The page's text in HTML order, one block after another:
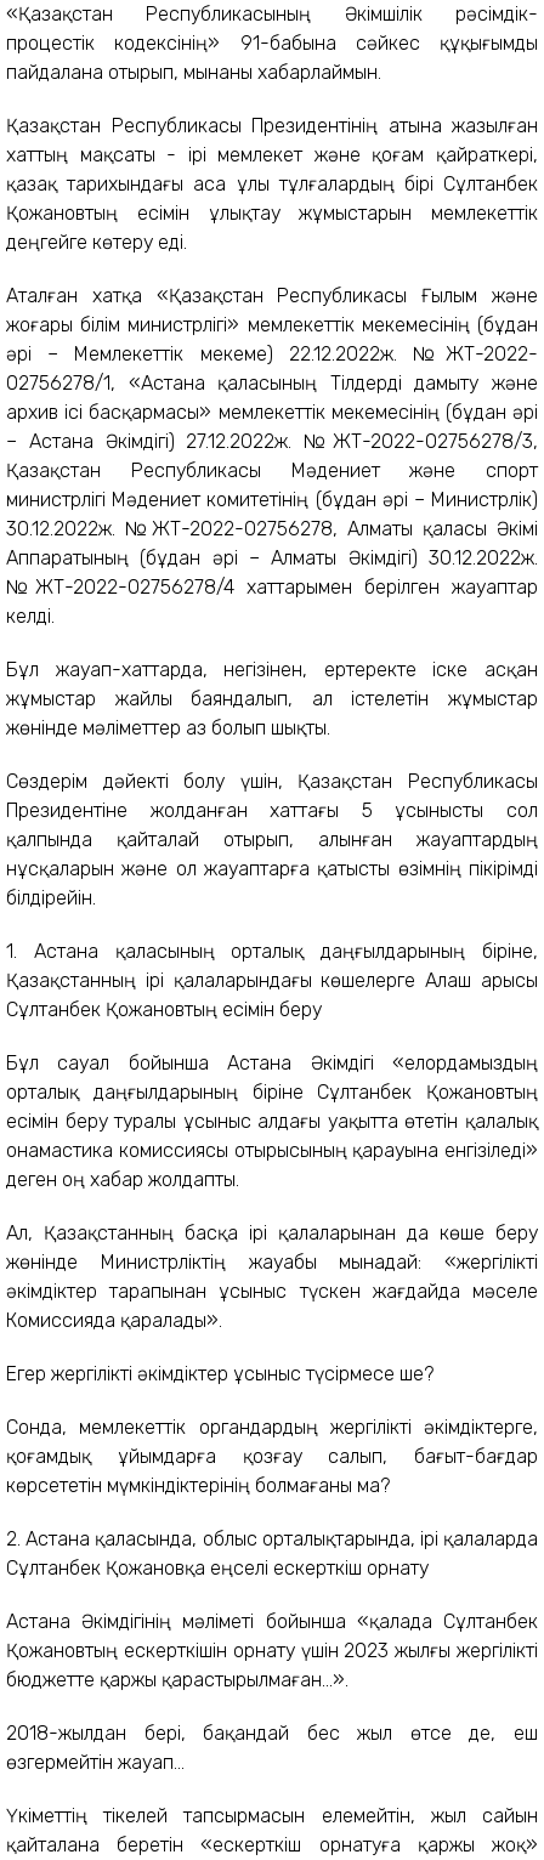
«Қазақстан Республикасының Әкімшілік рәсімдік-
процестік кодексінің» 91-бабына сәйкес құқығымды
пайдалана отырып, мынаны хабарлаймын.
Қазақстан Республикасы Президентінің атына жазылған
хаттың мақсаты - ірі мемлекет және қоғам қайраткері,
қазақ тарихындағы аса ұлы тұлғалардың бірі Сұлтанбек
Қожановтың есімін ұлықтау жұмыстарын мемлекеттік
деңгейге көтеру еді.
Аталған хатқа «Қазақстан Республикасы Ғылым және
жоғары білім министрлігі» мемлекеттік мекемесінің (бұдан
әрі – Мемлекеттік мекеме) 22.12.2022ж. №ЖТ-2022-
02756278/1, «Астана қаласының Тілдерді дамыту және
архив ісі басқармасы» мемлекеттік мекемесінің (бұдан әрі
– Астана Әкімдігі) 27.12.2022ж. №ЖТ-2022-02756278/3,
Қазақстан Республикасы Мәдениет және спорт
министрлігі Мәдениет комитетінің (бұдан әрі – Министрлік)
30.12.2022ж. №ЖТ-2022-02756278, Алматы қаласы Әкімі
Аппаратының (бұдан әрі – Алматы Әкімдігі) 30.12.2022ж.
№ЖТ-2022-02756278/4 хаттарымен берілген жауаптар
келді.
Бұл жауап-хаттарда, негізінен, ертеректе іске асқан
жұмыстар жайлы баяндалып, ал істелетін жұмыстар
жөнінде мәліметтер аз болып шықты.
Сөздерім дәйекті болу үшін, Қазақстан Республикасы
Президентіне жолданған хаттағы 5 ұсынысты сол
қалпында қайталай отырып, алынған жауаптардың
нұсқаларын және ол жауаптарға қатысты өзімнің пікірімді
білдірейін.
1. Астана қаласының орталық даңғылдарының біріне,
Қазақстанның ірі қалаларындағы көшелерге Алаш арысы
Сұлтанбек Қожановтың есімін беру
Бұл сауал бойынша Астана Әкімдігі «елордамыздың
орталық даңғылдарының біріне Сұлтанбек Қожановтың
есімін беру туралы ұсыныс алдағы уақытта өтетін қалалық
онамастика комиссиясы отырысының қарауына енгізіледі»
деген оң хабар жолдапты.
Ал, Қазақстанның басқа ірі қалаларынан да көше беру
жөнінде Министрліктің жауабы мынадай: «жергілікті
әкімдіктер тарапынан ұсыныс түскен жағдайда мәселе
Комиссияда қаралады».
Егер жергілікті әкімдіктер ұсыныс түсірмесе ше?
Сонда, мемлекеттік органдардың жергілікті әкімдіктерге,
қоғамдық ұйымдарға қозғау салып, бағыт-бағдар
көрсететін мүмкіндіктерінің болмағаны ма?
2. Астана қаласында, облыс орталықтарында, ірі қалаларда
Сұлтанбек Қожановқа еңселі ескерткіш орнату
Астана Әкімдігінің мәліметі бойынша «қалада Сұлтанбек
Қожановтың ескерткішін орнату үшін 2023 жылғы жергілікті
бюджетте қаржы қарастырылмаған...».
2018-жылдан бері, бақандай бес жыл өтсе де, еш
өзгермейтін жауап...
Үкіметтің тікелей тапсырмасын елемейтін, жыл сайын
қайталана беретін «ескерткіш орнатуға қаржы жоқ»